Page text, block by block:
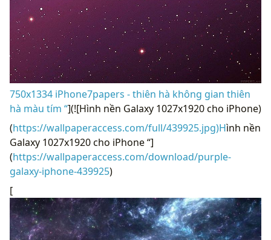
750x1334 iPhone7papers - thiên hà không gian thiên
hà màu tím “](![Hình nền Galaxy 1027x1920 cho iPhone)
(https://wallpaperaccess.com/full/439925.jpg)Hình nền
Galaxy 1027x1920 cho iPhone “]
(https://wallpaperaccess.com/download/purple-
galaxy-iphone-439925)
[